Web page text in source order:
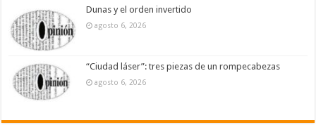
Dunas y el orden invertido
agosto 6, 2026
“Ciudad láser”: tres piezas de un rompecabezas
agosto 6, 2026